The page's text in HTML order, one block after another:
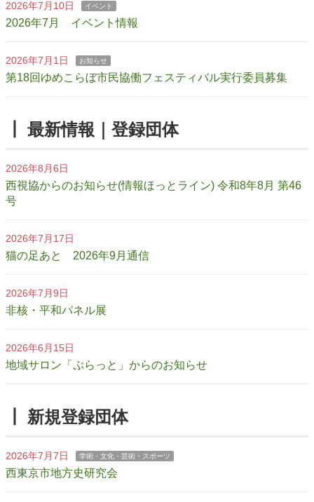
2026年7月10日 イベント
2026年7月 イベント情報
2026年7月1日 お知らせ
第18回ゆめこらぼ市民協働フェスティバル実行委員募集
┃ 最新情報｜登録団体
2026年8月6日
西視協からのお知らせ(情報ほっとライン) 令和8年8月 第46
号
2026年7月17日
猫の足あと 2026年9月通信
2026年7月9日
非核・平和パネル展
2026年6月15日
地域サロン「ぷらっと」からのお知らせ
┃ 新規登録団体
2026年7月7日 学術・文化・芸術・スポーツ
西東京市地方史研究会